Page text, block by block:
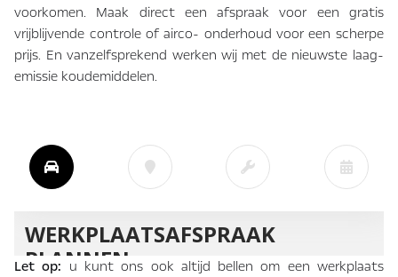
voorkomen. Maak direct een afspraak voor een gratis
vrijblijvende controle of airco- onderhoud voor een scherpe
prijs. En vanzelfsprekend werken wij met de nieuwste laag-
emissie koudemiddelen.
Let op: u kunt ons ook altijd bellen om een werkplaats